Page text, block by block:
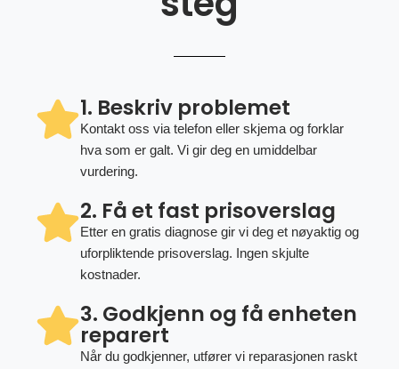
1. Beskriv problemet
Kontakt oss via telefon eller skjema og forklar
hva som er galt. Vi gir deg en umiddelbar
vurdering.
2. Få et fast prisoverslag
Etter en gratis diagnose gir vi deg et nøyaktig og
uforpliktende prisoverslag. Ingen skjulte
kostnader.
3. Godkjenn og få enheten
reparert
Når du godkjenner, utfører vi reparasjonen raskt